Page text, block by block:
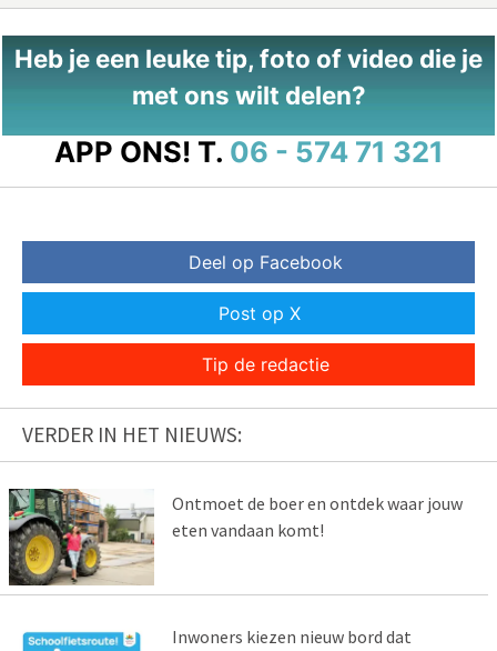
Heb je een leuke tip, foto of video die je
met ons wilt delen?
APP ONS! T. 06 - 574 71 321
Deel op Facebook
Post op X
Tip de redactie
VERDER IN HET NIEUWS:
Ontmoet de boer en ontdek waar jouw
eten vandaan komt!
Inwoners kiezen nieuw bord dat